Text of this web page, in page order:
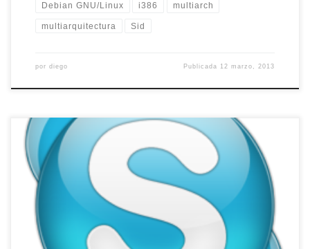
Debian GNU/Linux i386 multiarch
multiarquitectura Sid
por diego Publicada 12 marzo, 2013
Últimamente he andado liado, tratando de terminar un par
de proyectos que tenía y apenas he podido dedicarme a
jugar con mis ordenadores. No es ninguna excusa,
simplemente no quería tocar nada, trataba de no dar
ningún paso en falso para no tener que volver atrás a toda
prisa. Debe […]